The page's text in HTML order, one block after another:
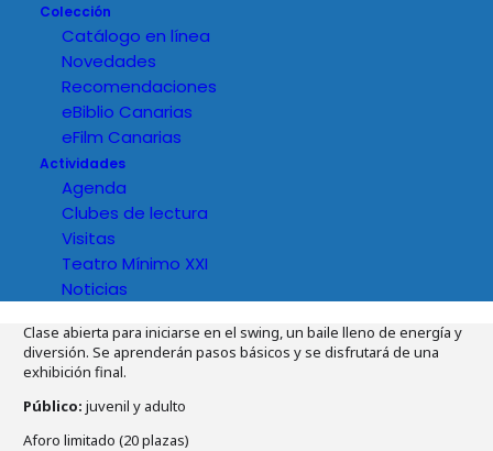
Colección
Catálogo en línea
Novedades
Recomendaciones
eBiblio Canarias
eFilm Canarias
Actividades
Agenda
Clubes de lectura
Visitas
Teatro Mínimo XXI
Noticias
Detalles del evento
Clase abierta para iniciarse en el swing, un baile lleno de energía y
diversión. Se aprenderán pasos básicos y se disfrutará de una
exhibición final.
Público: juvenil y adulto
Aforo limitado (20 plazas)